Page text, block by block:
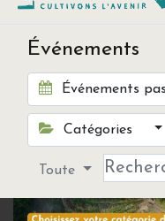
Événements
Événements
Catégories
Toute